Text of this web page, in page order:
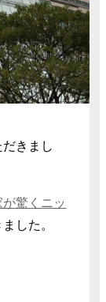
きまし
驚くニッ
した。